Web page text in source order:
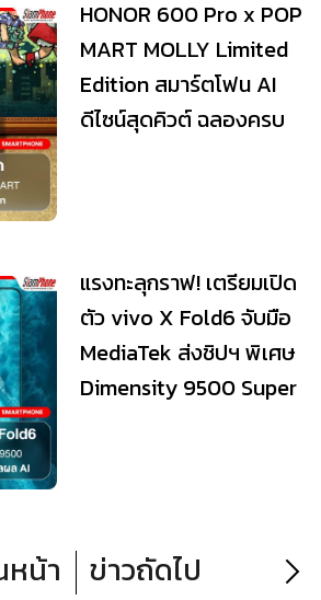
HONOR 600 Pro x POP
MART MOLLY Limited
Edition สมาร์ตโฟน AI
ดีไซน์สุดคิวต์ ฉลองครบ
แรงทะลุกราฟ! เตรียมเปิด
ตัว vivo X Fold6 จับมือ
MediaTek ส่งชิปฯ พิเศษ
Dimensity 9500 Super
หน้า ข่าวถัดไป